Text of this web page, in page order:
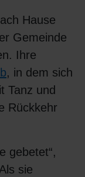
Hause
Gemeinde
Ihre
, in dem sich
Tanz und
Rückkehr
gebetet“,
sie